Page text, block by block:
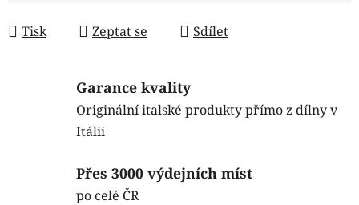
Tisk Zeptat se Sdílet
Garance kvality
Originální italské produkty přímo z dílny v
Itálii
Přes 3000 výdejních míst
po celé ČR